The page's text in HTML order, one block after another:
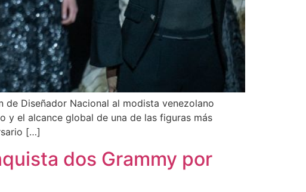
Diseñador Nacional al modista venezolano
y el alcance global de una de las figuras más
[…]
dos Grammy por